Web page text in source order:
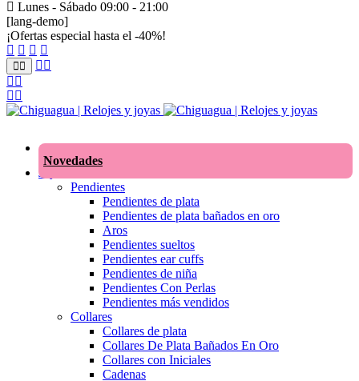
Lunes - Sábado 09:00 - 21:00
[lang-demo]
¡Ofertas especial hasta el -40%!
Novedades
Joyas
Pendientes
Pendientes de plata
Pendientes de plata bañados en oro
Aros
Pendientes sueltos
Pendientes ear cuffs
Pendientes de niña
Pendientes Con Perlas
Pendientes más vendidos
Collares
Collares de plata
Collares De Plata Bañados En Oro
Collares con Iniciales
Cadenas